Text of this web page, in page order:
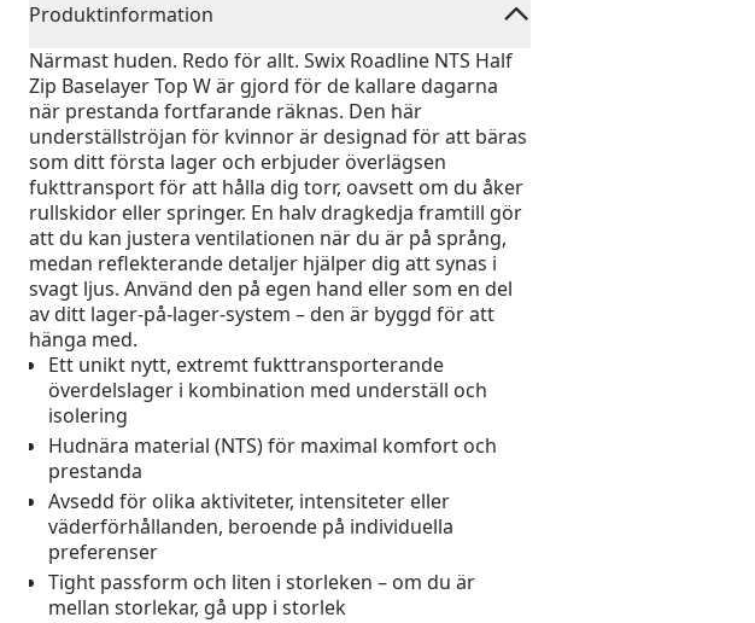
Produktinformation
Närmast huden. Redo för allt. Swix Roadline NTS Half
Zip Baselayer Top W är gjord för de kallare dagarna
när prestanda fortfarande räknas. Den här
underställströjan för kvinnor är designad för att bäras
som ditt första lager och erbjuder överlägsen
fukttransport för att hålla dig torr, oavsett om du åker
rullskidor eller springer. En halv dragkedja framtill gör
att du kan justera ventilationen när du är på språng,
medan reflekterande detaljer hjälper dig att synas i
svagt ljus. Använd den på egen hand eller som en del
av ditt lager-på-lager-system – den är byggd för att
hänga med.
Ett unikt nytt, extremt fukttransporterande
överdelslager i kombination med underställ och
isolering
Hudnära material (NTS) för maximal komfort och
prestanda
Avsedd för olika aktiviteter, intensiteter eller
väderförhållanden, beroende på individuella
preferenser
Tight passform och liten i storleken – om du är
mellan storlekar, gå upp i storlek